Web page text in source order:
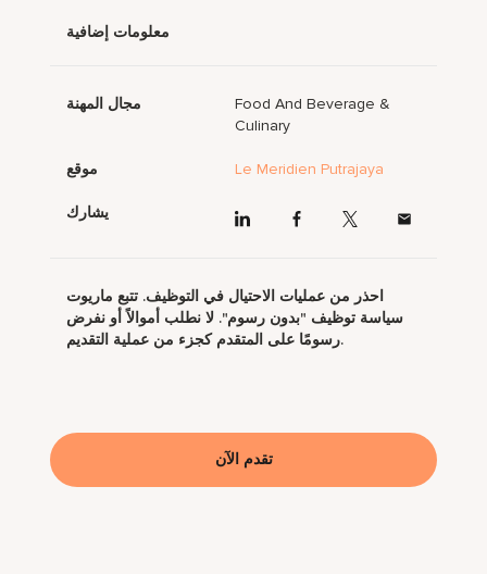
معلومات إضافية
مجال المهنة
Food And Beverage &
Culinary
موقع Le Meridien Putrajaya
يشارك
احذر من عمليات الاحتيال في التوظيف. تتبع ماريوت
سياسة توظيف "بدون رسوم". لا نطلب أموالاً أو نفرض
رسومًا على المتقدم كجزء من عملية التقديم.
تقدم الآن